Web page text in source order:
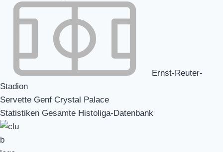
Ernst-Reuter-
Stadion
Servette Genf Crystal Palace
Statistiken Gesamte Histoliga-Datenbank